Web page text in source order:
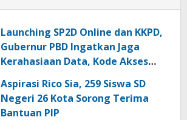
Launching SP2D Online dan KKPD,
Gubernur PBD Ingatkan Jaga
Kerahasiaan Data, Kode Akses
Aspirasi Rico Sia, 259 Siswa SD
Negeri 26 Kota Sorong Terima
Bantuan PIP